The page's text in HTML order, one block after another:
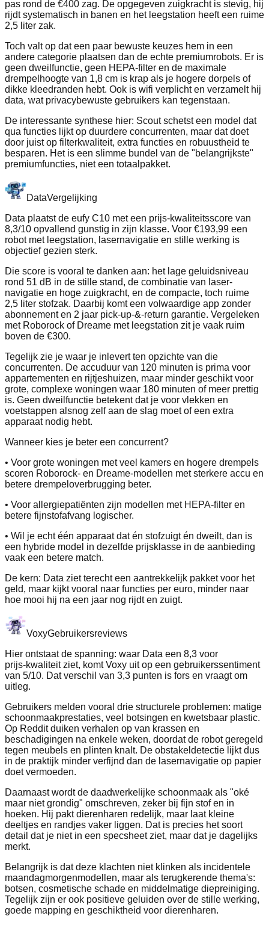
pas rond de €400 zag. De opgegeven zuigkracht is stevig, hij
rijdt systematisch in banen en het leegstation heeft een ruime
2,5 liter zak.
Toch valt op dat een paar bewuste keuzes hem in een
andere categorie plaatsen dan de echte premiumrobots. Er is
geen dweilfunctie, geen HEPA‑filter en de maximale
drempelhoogte van 1,8 cm is krap als je hogere dorpels of
dikke kleedranden hebt. Ook is wifi verplicht en verzamelt hij
data, wat privacybewuste gebruikers kan tegenstaan.
De interessante synthese hier: Scout schetst een model dat
qua functies lijkt op duurdere concurrenten, maar dat doet
door juist op filterkwaliteit, extra functies en robuustheid te
besparen. Het is een slimme bundel van de "belangrijkste"
premiumfuncties, niet een totaalpakket.
DataVergelijking
Data plaatst de eufy C10 met een prijs‑kwaliteitsscore van
8,3/10 opvallend gunstig in zijn klasse. Voor €193,99 een
robot met leegstation, lasernavigatie en stille werking is
objectief gezien sterk.
Die score is vooral te danken aan: het lage geluidsniveau
rond 51 dB in de stille stand, de combinatie van laser­
navigatie en hoge zuigkracht, en de compacte, toch ruime
2,5 liter stofzak. Daarbij komt een volwaardige app zonder
abonnement en 2 jaar pick‑up‑&‑return garantie. Vergeleken
met Roborock of Dreame met leegstation zit je vaak ruim
boven de €300.
Tegelijk zie je waar je inlevert ten opzichte van die
concurrenten. De accuduur van 120 minuten is prima voor
appartementen en rijtjeshuizen, maar minder geschikt voor
grote, complexe woningen waar 180 minuten of meer prettig
is. Geen dweilfunctie betekent dat je voor vlekken en
voetstappen alsnog zelf aan de slag moet of een extra
apparaat nodig hebt.
Wanneer kies je beter een concurrent?
• Voor grote woningen met veel kamers en hogere drempels
scoren Roborock- en Dreame‑modellen met sterkere accu en
betere drempeloverbrugging beter.
• Voor allergiepatiënten zijn modellen met HEPA‑filter en
betere fijnstofafvang logischer.
• Wil je echt één apparaat dat én stofzuigt én dweilt, dan is
een hybride model in dezelfde prijsklasse in de aanbieding
vaak een betere match.
De kern: Data ziet terecht een aantrekkelijk pakket voor het
geld, maar kijkt vooral naar functies per euro, minder naar
hoe mooi hij na een jaar nog rijdt en zuigt.
VoxyGebruikersreviews
Hier ontstaat de spanning: waar Data een 8,3 voor
prijs‑kwaliteit ziet, komt Voxy uit op een gebruikerssentiment
van 5/10. Dat verschil van 3,3 punten is fors en vraagt om
uitleg.
Gebruikers melden vooral drie structurele problemen: matige
schoonmaakprestaties, veel botsingen en kwetsbaar plastic.
Op Reddit duiken verhalen op van krassen en
beschadigingen na enkele weken, doordat de robot geregeld
tegen meubels en plinten knalt. De obstakeldetectie lijkt dus
in de praktijk minder verfijnd dan de lasernavigatie op papier
doet vermoeden.
Daarnaast wordt de daadwerkelijke schoonmaak als "oké
maar niet grondig" omschreven, zeker bij fijn stof en in
hoeken. Hij pakt dierenharen redelijk, maar laat kleine
deeltjes en randjes vaker liggen. Dat is precies het soort
detail dat je niet in een specsheet ziet, maar dat je dagelijks
merkt.
Belangrijk is dat deze klachten niet klinken als incidentele
maandagmorgenmodellen, maar als terugkerende thema's:
botsen, cosmetische schade en middelmatige diepreiniging.
Tegelijk zijn er ook positieve geluiden over de stille werking,
goede mapping en geschiktheid voor dierenharen.